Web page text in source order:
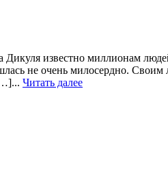
известно миллионам
не очень милосердно.
Читать далее